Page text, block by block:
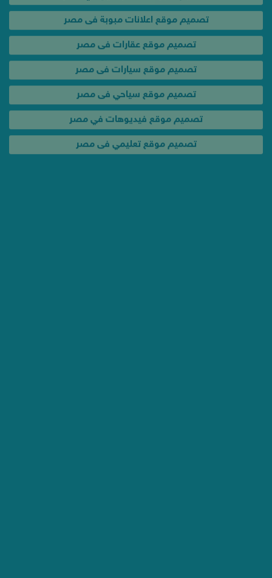
تصميم موقع سيارات فى مصر
تصميم موقع سياحي فى مصر
تصميم موقع فيديوهات في مصر
تصميم موقع تعليمي فى مصر